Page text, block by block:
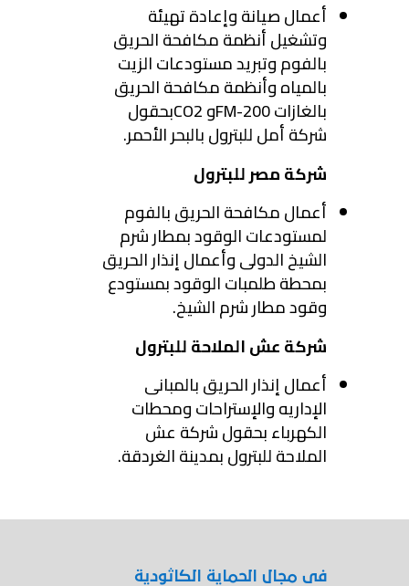
أعمال صيانة وإعادة تهيئة
وتشغيل أنظمة مكافحة الحريق
بالفوم وتبريد مستودعات الزيت
بالمياه وأنظمة مكافحة الحريق
بالغازات FM-200و CO2بحقول
شركة أمل للبترول بالبحر الأحمر.
شركة مصر للبترول
أعمال مكافحة الحريق بالفوم
لمستودعات الوقود بمطار شرم
الشيخ الدولى وأعمال إنذار الحريق
بمحطة طلمبات الوقود بمستودع
وقود مطار شرم الشيخ.
شركة عش الملاحة للبترول
أعمال إنذار الحريق بالمبانى
الإداريه والإستراحات ومحطات
الكهرباء بحقول شركة عش
الملاحة للبترول بمدينة الغردقة.
فى مجال الحماية الكاثودية